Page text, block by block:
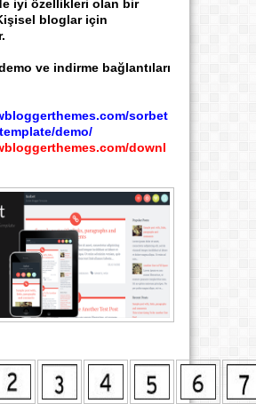
iyi özellikleri olan bir
bloglar için
ve indirme bağlantıları
sorbet
demo/
downl